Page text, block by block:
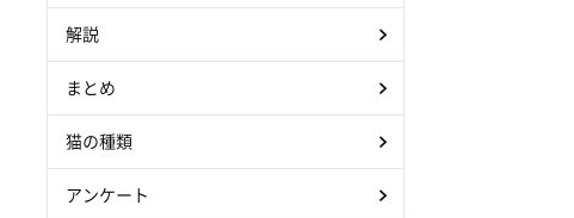
解説
まとめ
猫の種類
アンケート